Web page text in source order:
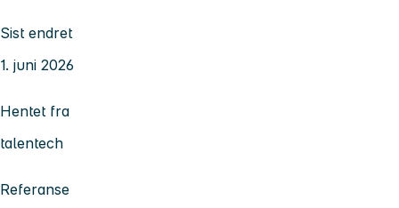
Sist endret
1. juni 2026
Hentet fra
talentech
Referanse